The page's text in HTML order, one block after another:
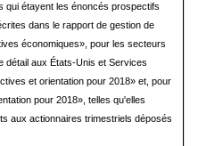
qui étayent les énoncés prospectifs
dans le rapport de gestion de
économiques», pour les secteurs
détail aux États-Unis et Services
et orientation pour 2018» et, pour
pour 2018», telles qu'elles
aux actionnaires trimestriels déposés